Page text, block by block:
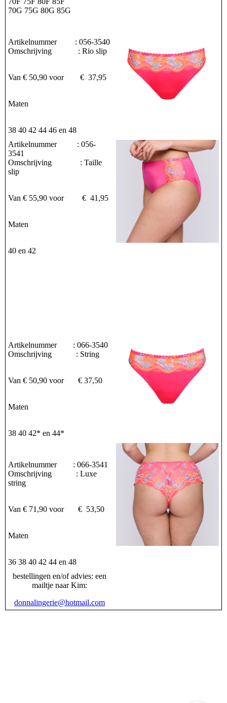
70G 75G 80G 85G
Artikelnummer : 056-3540
Omschrijving : Rio slip
Van € 50,90 voor € 37,95
Maten
38 40 42 44 46 en 48
Artikelnummer : 056-
3541
Omschrijving : Taille
slip
Van € 55,90 voor € 41,95
Maten
40 en 42
Artikelnummer : 066-3540
Omschrijving : String
Van € 50,90 voor € 37,50
Maten
38 40 42* en 44*
Artikelnummer : 066-3541
Omschrijving : Luxe
string
Van € 71,90 voor € 53,50
Maten
36 38 40 42 44 en 48
bestellingen en/of advies: een
mailtje naar Kim:
donnalingerie@hotmail.com